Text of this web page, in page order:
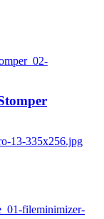
13-335x256.jpg
fileminimizer-